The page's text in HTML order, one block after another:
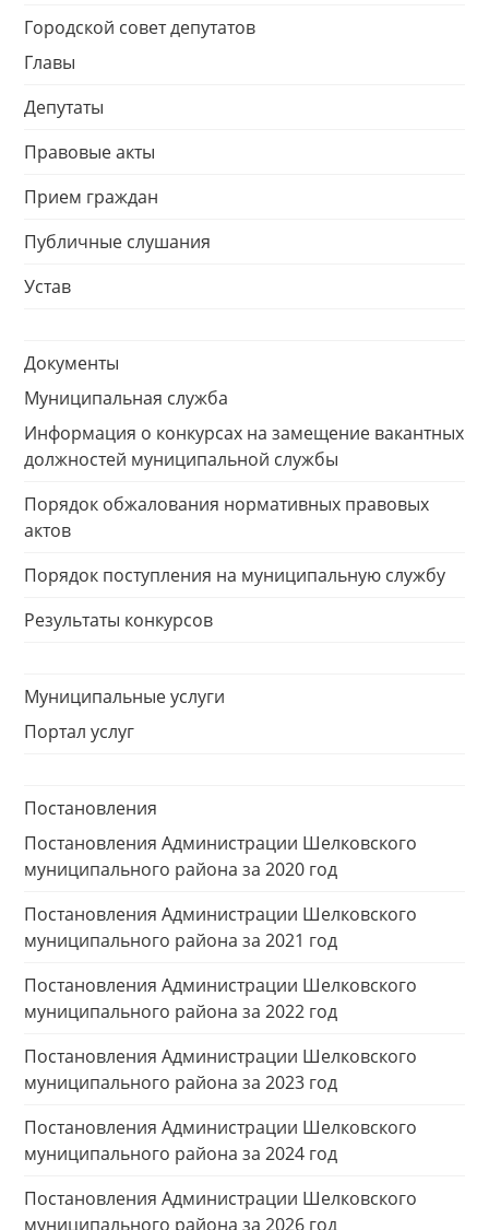
Городской совет депутатов
Главы
Депутаты
Правовые акты
Прием граждан
Публичные слушания
Устав
Документы
Муниципальная служба
Информация о конкурсах на замещение вакантных
должностей муниципальной службы
Порядок обжалования нормативных правовых
актов
Порядок поступления на муниципальную службу
Результаты конкурсов
Муниципальные услуги
Портал услуг
Постановления
Постановления Администрации Шелковского
муниципального района за 2020 год
Постановления Администрации Шелковского
муниципального района за 2021 год
Постановления Администрации Шелковского
муниципального района за 2022 год
Постановления Администрации Шелковского
муниципального района за 2023 год
Постановления Администрации Шелковского
муниципального района за 2024 год
Постановления Администрации Шелковского
муниципального района за 2026 год